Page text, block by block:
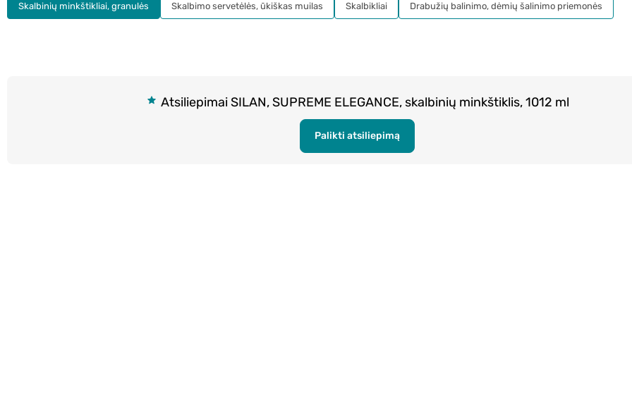
Atsiliepimai SILAN, SUPREME ELEGANCE, skalbinių minkštiklis, 1012 ml
Palikti atsiliepimą
Skalbinių minkštikliai, granulės Skalbimo servetėlės, ūkiškas muilas Skalbikliai Drabužių balinimo, dėmių šalinimo priemonės